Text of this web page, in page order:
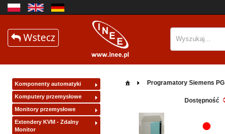
Wstecz
Komponenty automatyki
Komputery przemysłowe
Monitory przemysłowe
Extendery KVM - Zdalny
Monitor
Programatory Siemens PG
Dostępność